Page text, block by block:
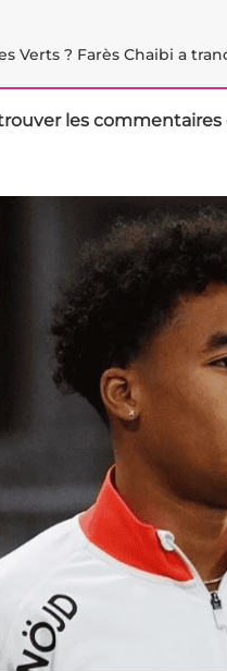
Verts ? Farès Chaibi a
les